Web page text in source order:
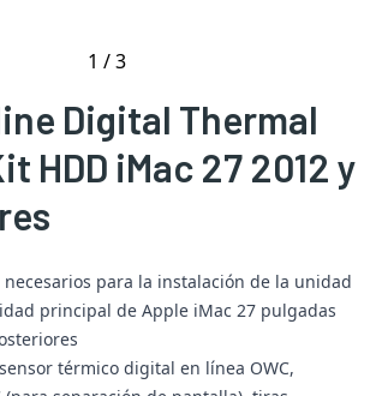
1 /3
Digital Thermal
HDD iMac 27 2012 y
para la instalación de la unidad
principal de Apple iMac 27 pulgadas
térmico digital en línea OWC,